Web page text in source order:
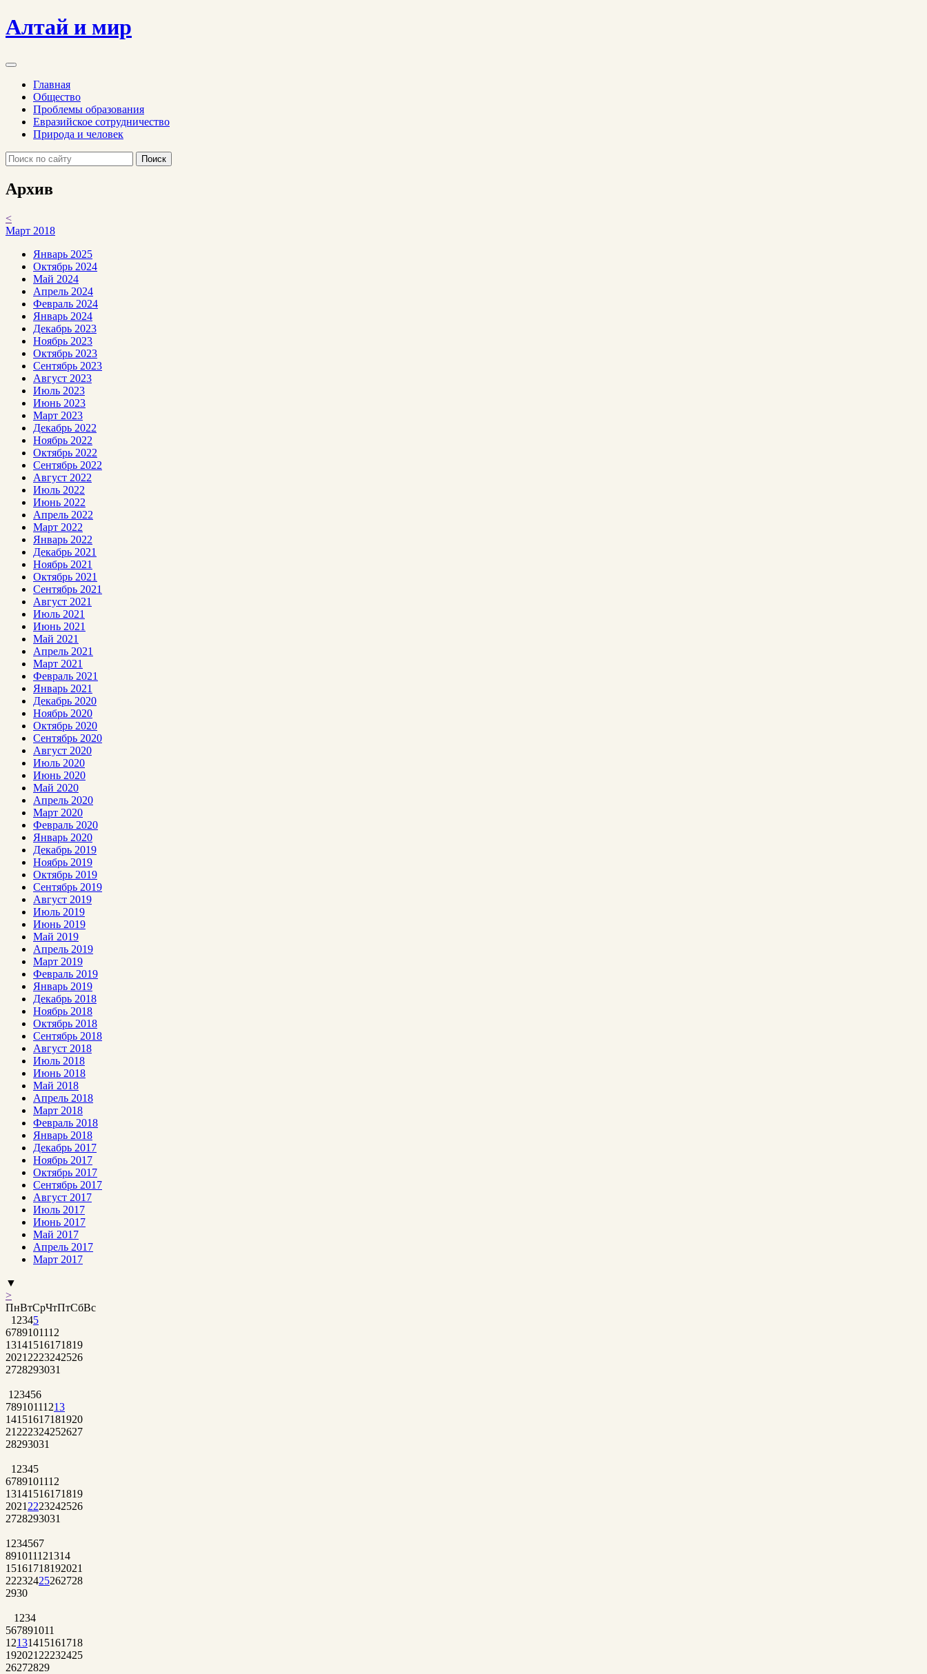
Алтай и мир
Главная
Общество
Проблемы образования
Евразийское сотрудничество
Природа и человек
Поиск
Архив
<
Март 2018
Январь 2025
Октябрь 2024
Май 2024
Апрель 2024
Февраль 2024
Январь 2024
Декабрь 2023
Ноябрь 2023
Октябрь 2023
Сентябрь 2023
Август 2023
Июль 2023
Июнь 2023
Март 2023
Декабрь 2022
Ноябрь 2022
Октябрь 2022
Сентябрь 2022
Август 2022
Июль 2022
Июнь 2022
Апрель 2022
Март 2022
Январь 2022
Декабрь 2021
Ноябрь 2021
Октябрь 2021
Сентябрь 2021
Август 2021
Июль 2021
Июнь 2021
Май 2021
Апрель 2021
Март 2021
Февраль 2021
Январь 2021
Декабрь 2020
Ноябрь 2020
Октябрь 2020
Сентябрь 2020
Август 2020
Июль 2020
Июнь 2020
Май 2020
Апрель 2020
Март 2020
Февраль 2020
Январь 2020
Декабрь 2019
Ноябрь 2019
Октябрь 2019
Сентябрь 2019
Август 2019
Июль 2019
Июнь 2019
Май 2019
Апрель 2019
Март 2019
Февраль 2019
Январь 2019
Декабрь 2018
Ноябрь 2018
Октябрь 2018
Сентябрь 2018
Август 2018
Июль 2018
Июнь 2018
Май 2018
Апрель 2018
Март 2018
Февраль 2018
Январь 2018
Декабрь 2017
Ноябрь 2017
Октябрь 2017
Сентябрь 2017
Август 2017
Июль 2017
Июнь 2017
Май 2017
Апрель 2017
Март 2017
▼
>
ПнВтСрЧтПтСбВс
1 2345
6789101112
13141516171819
2021 2223242526
2728293031
1 23456
78910111213
14151617181920
21 222324252627
28293031
1 2345
6789101112
13141516171819
2021 2223242526
2728293031
1 234567
891011121314
15161718192021
22232425262728
2930
1 234
567891011
12131415161718
192021 22232425
26272829